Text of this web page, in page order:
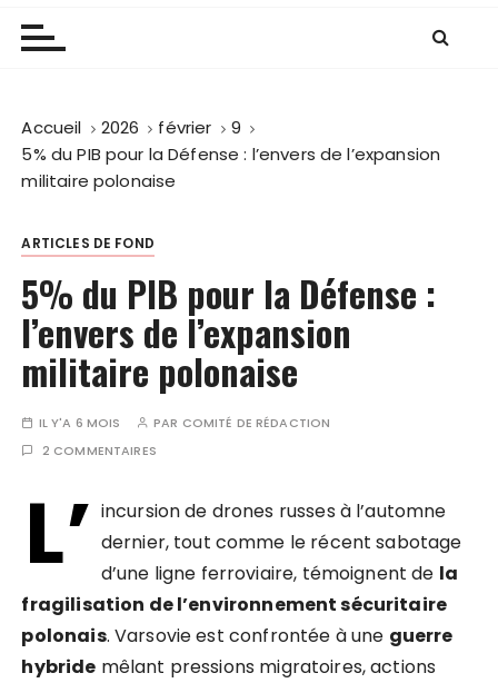
Accueil 2026 février
9
5% du PIB pour la Défense : l’envers de l’expansion
militaire polonaise
ARTICLES DE FOND
5% du PIB pour la Défense :
l’envers de l’expansion
militaire polonaise
IL Y'A 6 MOIS PAR COMITÉ DE RÉDACTION
2 COMMENTAIRES
L’ incursion de drones russes à l’automne
dernier, tout comme le récent sabotage
d’une ligne ferroviaire, témoignent de la
fragilisation de l’environnement sécuritaire
polonais. Varsovie est confrontée à une guerre
hybride mêlant pressions migratoires, actions